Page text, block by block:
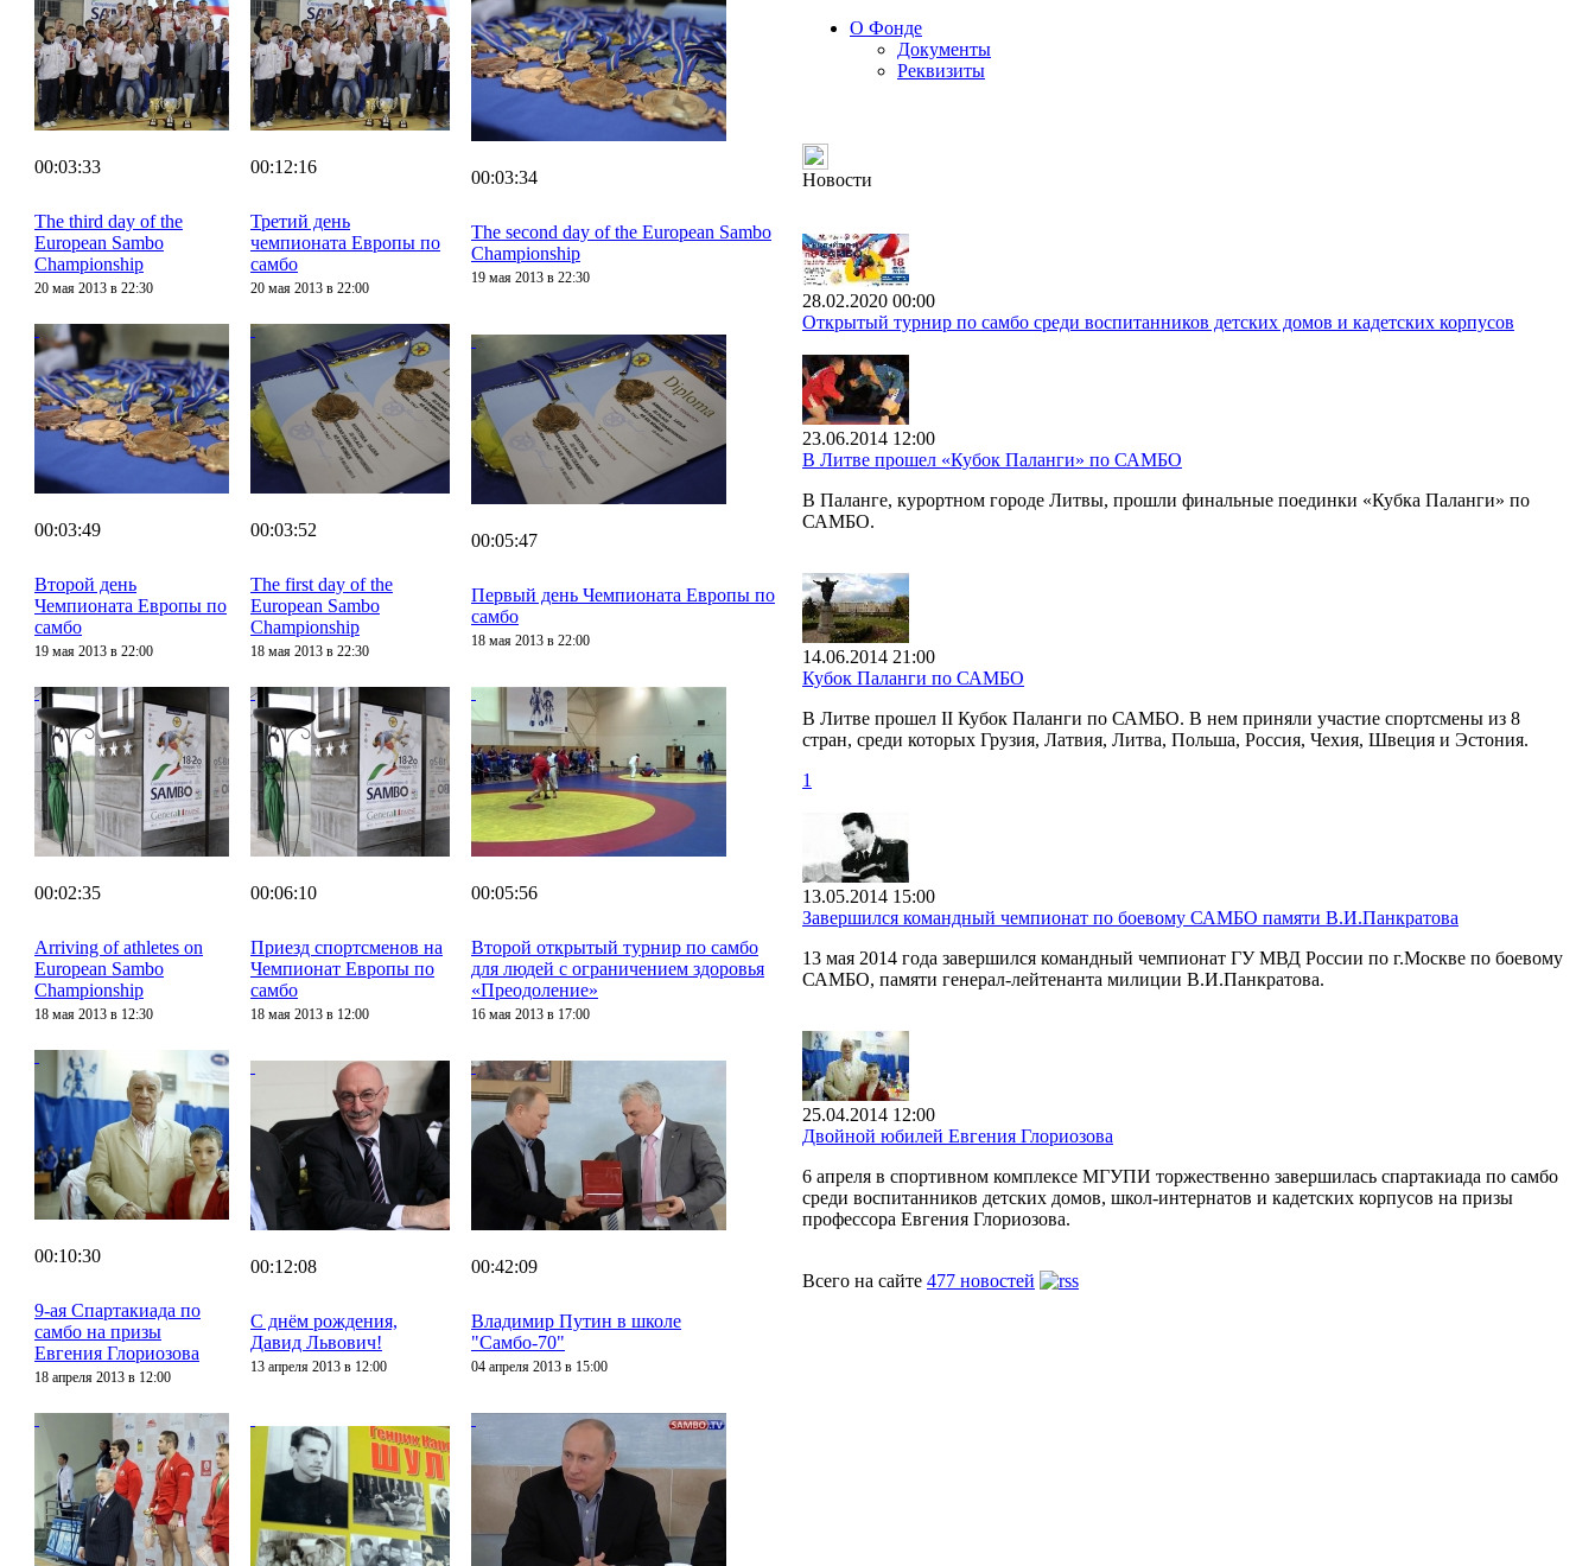
00:03:33
The third day of the
European Sambo
Championship
20 мая 2013 в 22:30
00:12:16
Третий день
чемпионата Европы по
самбо
20 мая 2013 в 22:00
00:03:34
The second day of the European Sambo
Championship
19 мая 2013 в 22:30
00:03:49
Второй день
Чемпионата Европы по
самбо
19 мая 2013 в 22:00
00:03:52
The first day of the
European Sambo
Championship
18 мая 2013 в 22:30
00:05:47
Первый день Чемпионата Европы по
самбо
18 мая 2013 в 22:00
00:02:35
Arriving of athletes on
European Sambo
Championship
18 мая 2013 в 12:30
00:06:10
Приезд спортсменов на
Чемпионат Европы по
самбо
18 мая 2013 в 12:00
00:05:56
Второй открытый турнир по самбо
для людей с ограничением здоровья
«Преодоление»
16 мая 2013 в 17:00
00:10:30
9-ая Спартакиада по
самбо на призы
Евгения Глориозова
18 апреля 2013 в 12:00
00:12:08
С днём рождения,
Давид Львович!
13 апреля 2013 в 12:00
00:42:09
Владимир Путин в школе
"Самбо-70"
04 апреля 2013 в 15:00
О Фонде
Документы
Реквизиты
Новости
28.02.2020 00:00
Открытый турнир по самбо среди воспитанников детских домов и кадетских корпусов
23.06.2014 12:00
В Литве прошел «Кубок Паланги» по САМБО
В Паланге, курортном городе Литвы, прошли финальные поединки «Кубка Паланги» по
САМБО.
14.06.2014 21:00
Кубок Паланги по САМБО
В Литве прошел II Кубок Паланги по САМБО. В нем приняли участие спортсмены из 8
стран, среди которых Грузия, Латвия, Литва, Польша, Россия, Чехия, Швеция и Эстония.
1
13.05.2014 15:00
Завершился командный чемпионат по боевому САМБО памяти В.И.Панкратова
13 мая 2014 года завершился командный чемпионат ГУ МВД России по г.Москве по боевому
САМБО, памяти генерал-лейтенанта милиции В.И.Панкратова.
25.04.2014 12:00
Двойной юбилей Евгения Глориозова
6 апреля в спортивном комплексе МГУПИ торжественно завершилась спартакиада по самбо
среди воспитанников детских домов, школ-интернатов и кадетских корпусов на призы
профессора Евгения Глориозова.
Всего на сайте 477 новостей